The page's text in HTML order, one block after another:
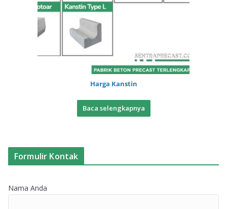
Harga Kanstin
Baca selengkapnya
Formulir Kontak
Nama Anda